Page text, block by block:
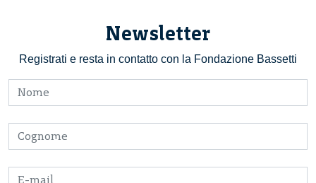
Newsletter
Registrati e resta in contatto con la Fondazione Bassetti